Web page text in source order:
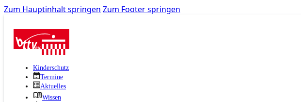
Zum Hauptinhalt springen Zum Footer springen
Kinderschutz
Termine
Aktuelles
Wissen